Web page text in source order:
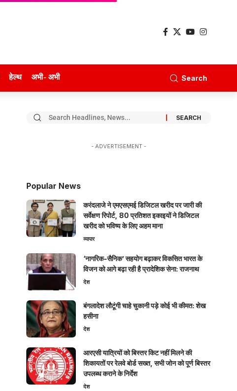
हेल्थ अभी- अभी Search
- ADVERTISEMENT -
Popular News
करंदलाजे ने एमएसएमई डिजिटल खरीद पर जारी की
सर्वेक्षण रिपोर्ट, 80 प्रतिशत इकाइयों ने डिजिटल
खरीद को भविष्य के लिए अहम माना
व्यापार
‘नागरिक-सैनिक’ सहयोग बढ़ाकर विकसित भारत के
विजन को आगे बढ़ा रही है प्रादेशिक सेना: राजनाथ
देश
बंगलादेश लौटूंगी चाहे चुकानी पड़े कोई भी कीमत: शेख
हसीना
देश
आरएसी यात्रियों को बिस्तर किट नहीं मिलने की
शिकायतों पर रेलवे बोर्ड सख्त, सभी जोन को पूर्ण बिस्तर
उपलब्ध कराने के निर्देश
देश